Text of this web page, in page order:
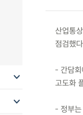
산업통
점검했
- 간담회
고도화
- 정부는